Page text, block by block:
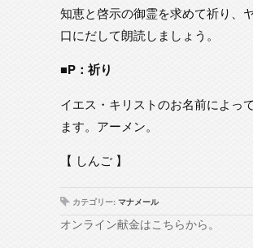
知恵と啓示の御霊を求めて祈り、
口にだして朗読しましょう。
■P：祈り
イエス・キリストのお名前によっ
ます。アーメン。
【 しんご 】
カテゴリー: マナメール
オンライン献金はこちらから。